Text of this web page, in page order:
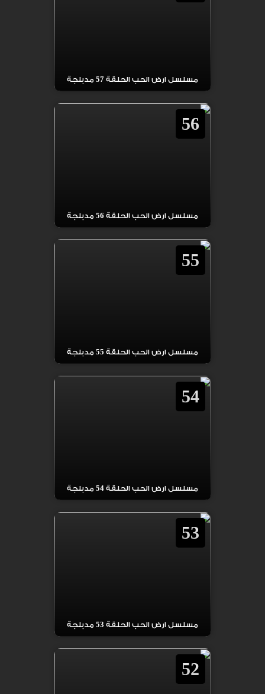
مسلسل ارض الحب الحلقة 57 مدبلجة
56
مسلسل ارض الحب الحلقة 56 مدبلجة
55
مسلسل ارض الحب الحلقة 55 مدبلجة
54
مسلسل ارض الحب الحلقة 54 مدبلجة
53
مسلسل ارض الحب الحلقة 53 مدبلجة
52